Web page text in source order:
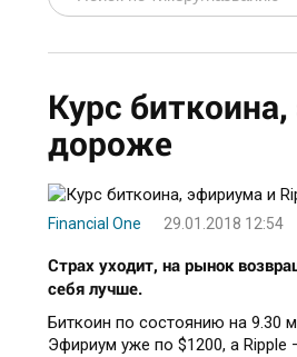
Курс
дороже
Financial One 29.01.2018 12:54
Страх уходит, на рынок
себя лучше.
Биткоин по состоянию на 9.30
Эфириум уже по $1200, а Ripple